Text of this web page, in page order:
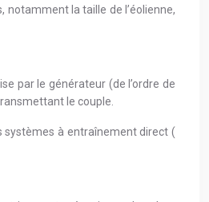
la taille de l’éolienne,
par le générateur (de l’ordre de
le couple.
systèmes à entraînement direct (